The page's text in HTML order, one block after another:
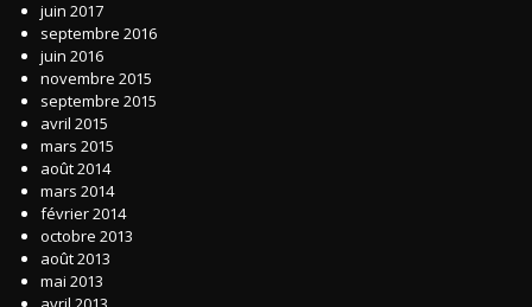
juin 2017
septembre 2016
juin 2016
novembre 2015
septembre 2015
avril 2015
mars 2015
août 2014
mars 2014
février 2014
octobre 2013
août 2013
mai 2013